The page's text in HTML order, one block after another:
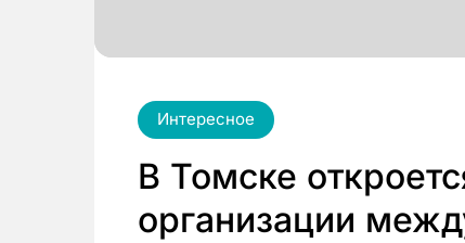
Интересное
В Томске
организации